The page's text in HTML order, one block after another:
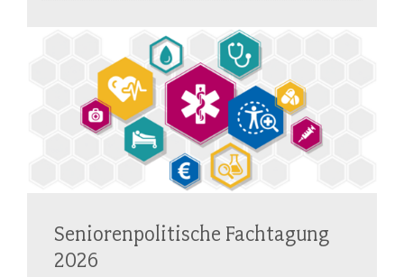
Seniorenpolitische Fachtagung
2026